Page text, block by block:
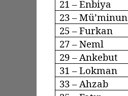
21 – Enbiya
23 –Mü’minun
25 – Furkan
27 –Neml
29 –Ankebut
31 – Lokman
33 –Ahzab